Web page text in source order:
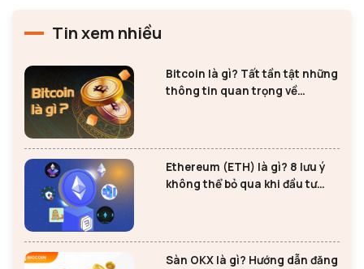
Tin xem nhiều
Bitcoin là gì? Tất tần tật những
thông tin quan trọng về
Ethereum (ETH) là gì? 8 lưu ý
không thể bỏ qua khi đầu tư
Sàn OKX là gì? Hướng dẫn đăng